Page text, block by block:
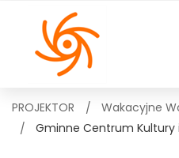
PROJEKTOR
Wakacyjne
Gminne Centrum Kultury